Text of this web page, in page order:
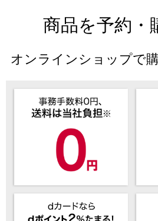
商品を予約・
オンラインショップで